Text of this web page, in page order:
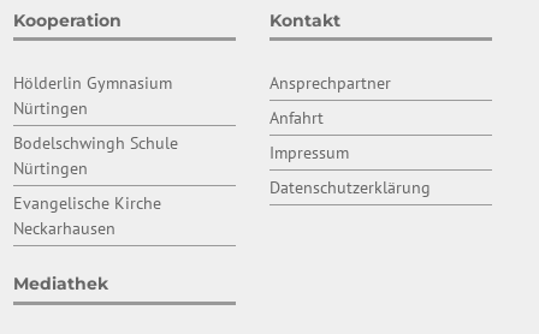
Kooperation
Hölderlin Gymnasium
Nürtingen
Bodelschwingh Schule
Nürtingen
Evangelische Kirche
Neckarhausen
Mediathek
Kontakt
Ansprechpartner
Anfahrt
Impressum
Datenschutzerklärung